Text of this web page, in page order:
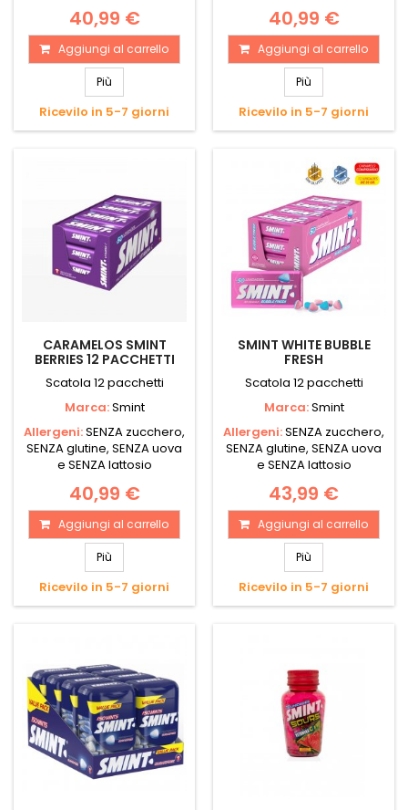
40,99 €
Aggiungi al carrello
Più
Ricevilo in 5-7 giorni
40,99 €
Aggiungi al carrello
Più
Ricevilo in 5-7 giorni
CARAMELOS SMINT
BERRIES 12 PACCHETTI
Scatola 12 pacchetti
Marca:Smint
Allergeni:SENZA zucchero,
SENZA glutine, SENZA uova
e SENZA lattosio
40,99 €
Aggiungi al carrello
Più
Ricevilo in 5-7 giorni
SMINT WHITE BUBBLE
FRESH
Scatola 12 pacchetti
Marca:Smint
Allergeni:SENZA zucchero,
SENZA glutine, SENZA uova
e SENZA lattosio
43,99 €
Aggiungi al carrello
Più
Ricevilo in 5-7 giorni